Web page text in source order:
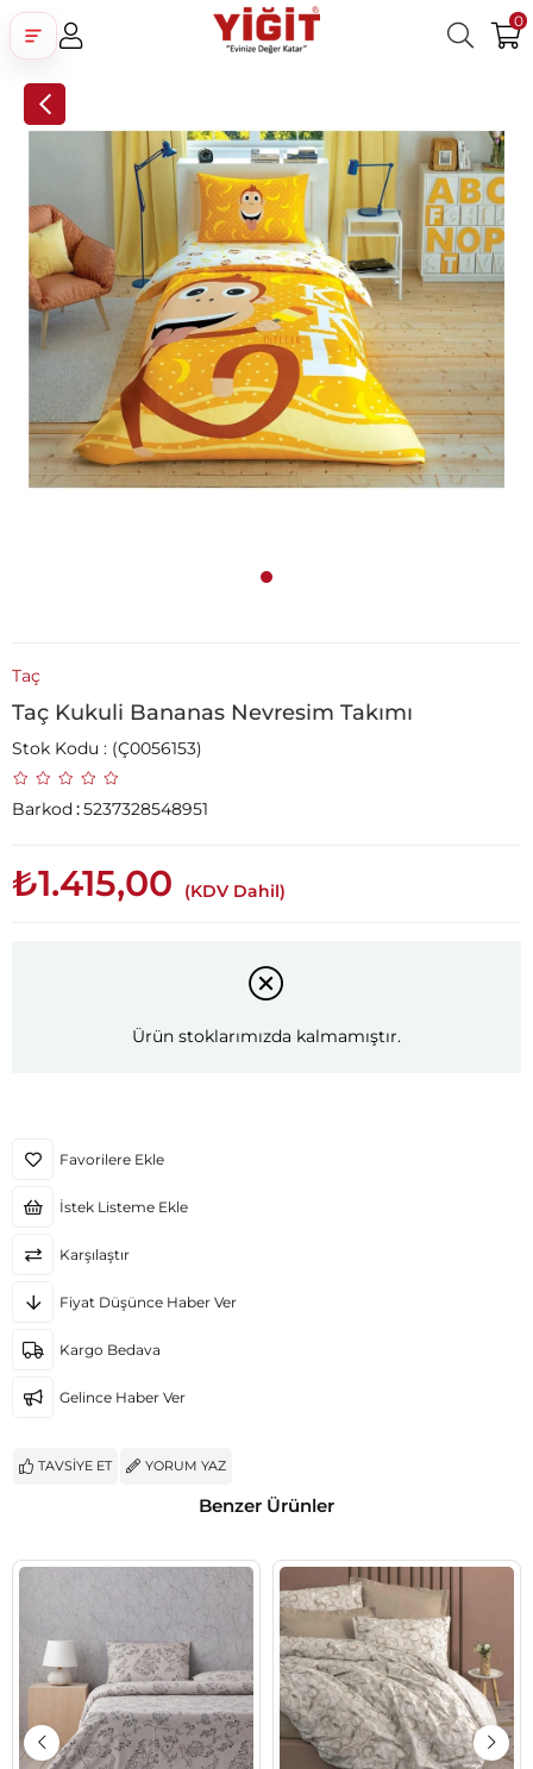
0
Google İle Bağlan
Taç
Taç Kukuli Bananas Nevresim Takımı
Stok Kodu (Ç0056153)
Barkod:5237328548951
₺1.415,00 (KDV Dahil)
Ürün stoklarımızda kalmamıştır.
Favorilere Ekle
İstek Listeme Ekle
Karşılaştır
Fiyat Düşünce Haber Ver
Kargo Bedava
Gelince Haber Ver
TAVSIYE ET YORUM YAZ
Benzer Ürünler